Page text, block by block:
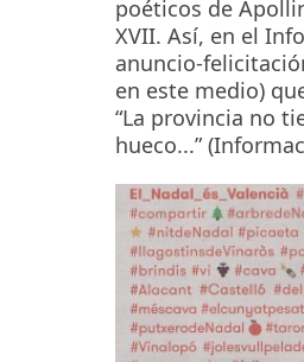
poéticos de
XVII. Así, en el
anuncio-
en este medio)
“La provincia no
hueco...”